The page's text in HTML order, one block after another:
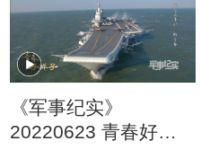
《军事纪实》
20220623 青春好样